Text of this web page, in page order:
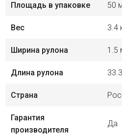
Площадь в упаковке 50
Вес 3.4
Ширина рулона 1.5
Длина рулона
Страна
Гарантия
производителя
Да